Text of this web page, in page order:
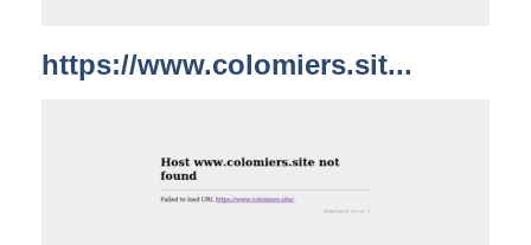
https://www.colomiers.sit...